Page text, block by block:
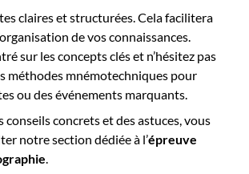
claires et structurées. Cela facilitera
de vos connaissances.
sur les concepts clés et n’hésitez pas
méthodes mnémotechniques pour
ou des événements marquants.
conseils concrets et des astuces, vous
notre section dédiée à l’épreuve
.